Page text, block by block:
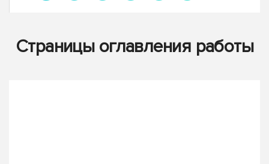
Страницы оглавления работы